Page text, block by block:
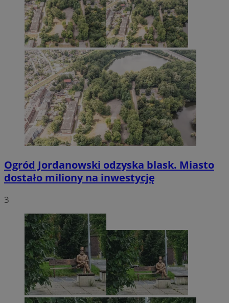
Ogród Jordanowski odzyska blask. Miasto
dostało miliony na inwestycję
3